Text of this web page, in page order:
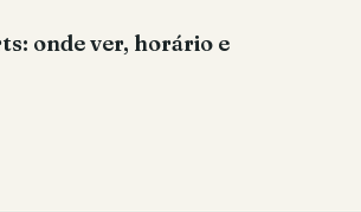
onde ver, horário e